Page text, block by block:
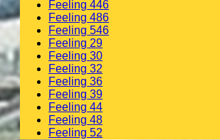
Feeling 446
Feeling 486
Feeling 546
Feeling 29
Feeling 30
Feeling 32
Feeling 36
Feeling 39
Feeling 44
Feeling 48
Feeling 52